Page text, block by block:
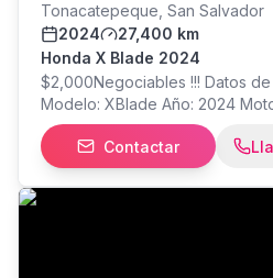
Tonacatepeque, San Salvador
2024
27,400 km
Honda X Blade 2024
$2,000Negociables !!! Datos
Modelo: XBlade Año: 2024
Mecánica (5 velocidades)
estado Documentos: En regla
Vigente Placa: Al día Impuestos
pendientes Mantenimiento
Contactar